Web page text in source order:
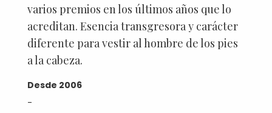
varios premios en los últimos años que lo
acreditan. Esencia transgresora y carácter
diferente para vestir al hombre de los pies
a la cabeza.
Desde 2006
-